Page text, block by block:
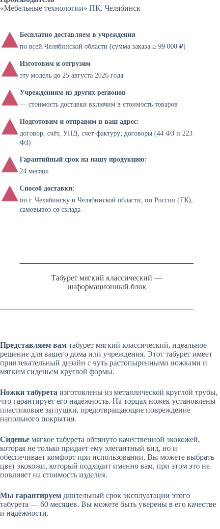
«Мебельные технологии» ПК, Челябинск
Бесплатно доставляем в учреждения
по всей Челябинской области (сумма заказа ≥ 99 000 ₽)
Изготовим и отгрузим
эту модель до 25 августа 2026 года
Учреждениям из других регионов
— стоимость доставки включим в стоимость товаров
Подготовим и отправим в ваш адрес:
договор, счёт, УПД, счет-фактуру; договоры (44 ФЗ и 223
ФЗ)
Гарантийный срок на нашу продукцию:
24 месяца
Способ доставки:
по г. Челябинску и Челябинской области, по России (ТК),
самовывоз со склада
Табурет мягкий классический —
информационный блок
Представляем вам табурет мягкий классический, идеальное
решение для вашего дома или учреждения. Этот табурет имеет
привлекательный дизайн с чуть растопыренными ножками и
мягким сиденьем круглой формы.
Ножки табурета изготовлены из металлической круглой трубы,
что гарантирует его надёжность. На торцах ножек установлены
пластиковые заглушки, предотвращающие повреждение
напольного покрытия.
Сиденье мягкое табурета обтянуто качественной экокожей,
которая не только придает ему элегантный вид, но и
обеспечивает комфорт при использовании. Вы можете выбрать
цвет экокожи, который подходит именно вам, при этом это не
повлияет на стоимость изделия.
Мы гарантируем длительный срок эксплуатации этого
табурета — 60 месяцев. Вы можете быть уверены в его качестве
и надёжности.